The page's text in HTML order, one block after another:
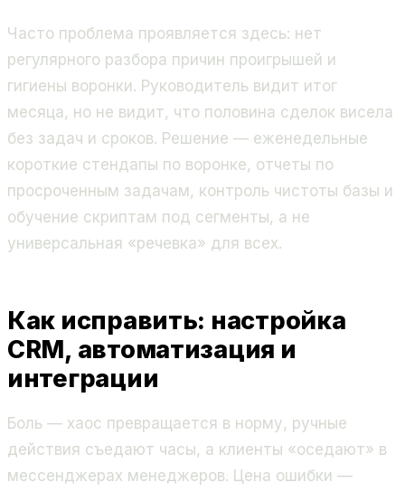
Часто проблема проявляется здесь: нет
регулярного разбора причин проигрышей и
гигиены воронки. Руководитель видит итог
месяца, но не видит, что половина сделок висела
без задач и сроков. Решение — еженедельные
короткие стендапы по воронке, отчеты по
просроченным задачам, контроль чистоты базы и
обучение скриптам под сегменты, а не
универсальная «речевка» для всех.
Как исправить: настройка
CRM, автоматизация и
интеграции
Боль — хаос превращается в норму, ручные
действия съедают часы, а клиенты «оседают» в
мессенджерах менеджеров. Цена ошибки —